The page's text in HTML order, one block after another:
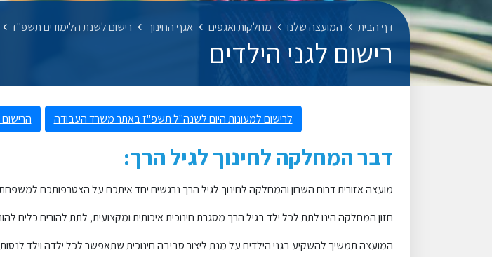
דף הבית המועצה שלנו מחלקות ואגפים אגף החינוך רישום לשנת הלימודים תשפ"ז
רישום לגני הילדים
לרישום למעונות היום לשנה"ל תשפ"ז באתר משרד העבודה
דבר המחלקה לחינוך לגיל הרך:
מועצה אזורית דרום השרון והמחלקה לחינוך לגיל הרך נרגשים יחד איתכם על הצטרפותכם
חזון המחלקה הינו לתת לכל ילד בגיל הרך מסגרת חינוכית איכותית ומקצועית, לתת להורים כלים
המועצה תמשיך להשקיע בגני הילדים על מנת ליצור סביבה חינוכית שתאפשר לכל ילדה וילד